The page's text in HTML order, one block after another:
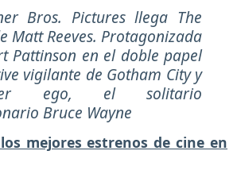
Bros. Pictures llega The
Matt Reeves. Protagonizada
Pattinson en el doble papel
vigilante de Gotham City y
ego, el solitario
Bruce Wayne
mejores estrenos de cine en